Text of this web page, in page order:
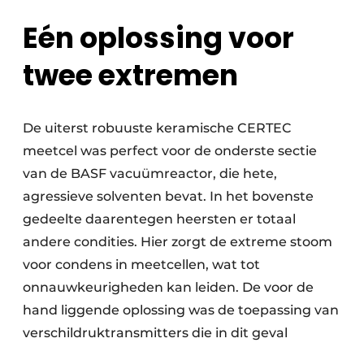
Eén oplossing voor
twee extremen
De uiterst robuuste keramische CERTEC
meetcel was perfect voor de onderste sectie
van de BASF vacuümreactor, die hete,
agressieve solventen bevat. In het bovenste
gedeelte daarentegen heersten er totaal
andere condities. Hier zorgt de extreme stoom
voor condens in meetcellen, wat tot
onnauwkeurigheden kan leiden. De voor de
hand liggende oplossing was de toepassing van
verschildruktransmitters die in dit geval